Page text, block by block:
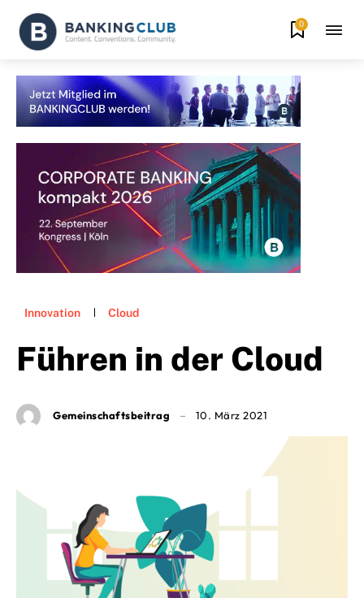
0
Innovation Cloud
Führen in der Cloud
Gemeinschaftsbeitrag 10. März 2021